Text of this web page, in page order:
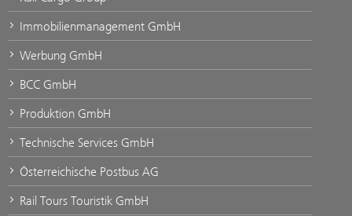
Immobilienmanagement GmbH
Werbung GmbH
BCC GmbH
Produktion GmbH
Technische Services GmbH
Österreichische Postbus AG
Rail Tours Touristik GmbH